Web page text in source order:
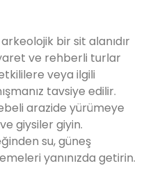
bir sit alanıdır
ve rehberli turlar
veya ilgili
tavsiye edilir.
arazide yürümeye
giysiler giyin.
su, güneş
yanınızda getirin.